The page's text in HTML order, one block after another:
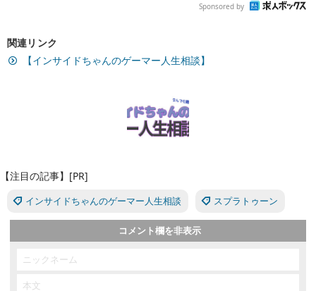
Sponsored by
関連リンク
【インサイドちゃんのゲーマー人生相談】
【注目の記事】[PR]
インサイドちゃんのゲーマー人生相談 スプラトゥーン
コメント欄を非表示